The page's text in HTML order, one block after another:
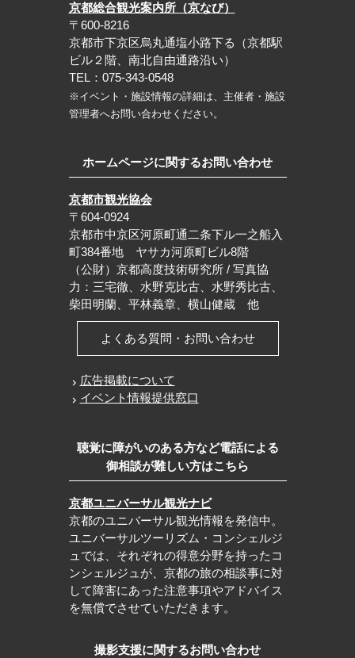
京都総合観光案内所（京なび）
〒600-8216
京都市下京区烏丸通塩小路下る（京都駅
ビル２階、南北自由通路沿い）
TEL：075-343-0548
※イベント・施設情報の詳細は、主催者・施設
管理者へお問い合わせください。
ホームページに関するお問い合わせ
京都市観光協会
〒604-0924
京都市中京区河原町通二条下ル一之船入
町384番地 ヤサカ河原町ビル8階
（公財）京都高度技術研究所 / 写真協
力：三宅徹、水野克比古、水野秀比古、
柴田明蘭、平林義章、横山健蔵 他
よくある質問・お問い合わせ
広告掲載について
イベント情報提供窓口
聴覚に障がいのある方など電話による
御相談が難しい方はこちら
京都ユニバーサル観光ナビ
京都のユニバーサル観光情報を発信中。
ユニバーサルツーリズム・コンシェルジ
ュでは、それぞれの得意分野を持ったコ
ンシェルジュが、京都の旅の相談事に対
して障害にあった注意事項やアドバイス
を無償でさせていただきます。
撮影支援に関するお問い合わせ